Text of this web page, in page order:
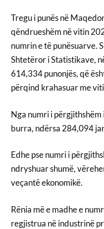
Tregu i punës në
qëndrueshëm në vitin
numrin e të punësuarve.
Shtetëror i Statistikave,
614,334 punonjës, që
përqind krahasuar me
Nga numri i
burra, ndërsa 284,094
Edhe pse numri i
ndryshuar shumë,
veçantë ekonomikë.
Rënia më e madhe e
regjistrua në industrinë